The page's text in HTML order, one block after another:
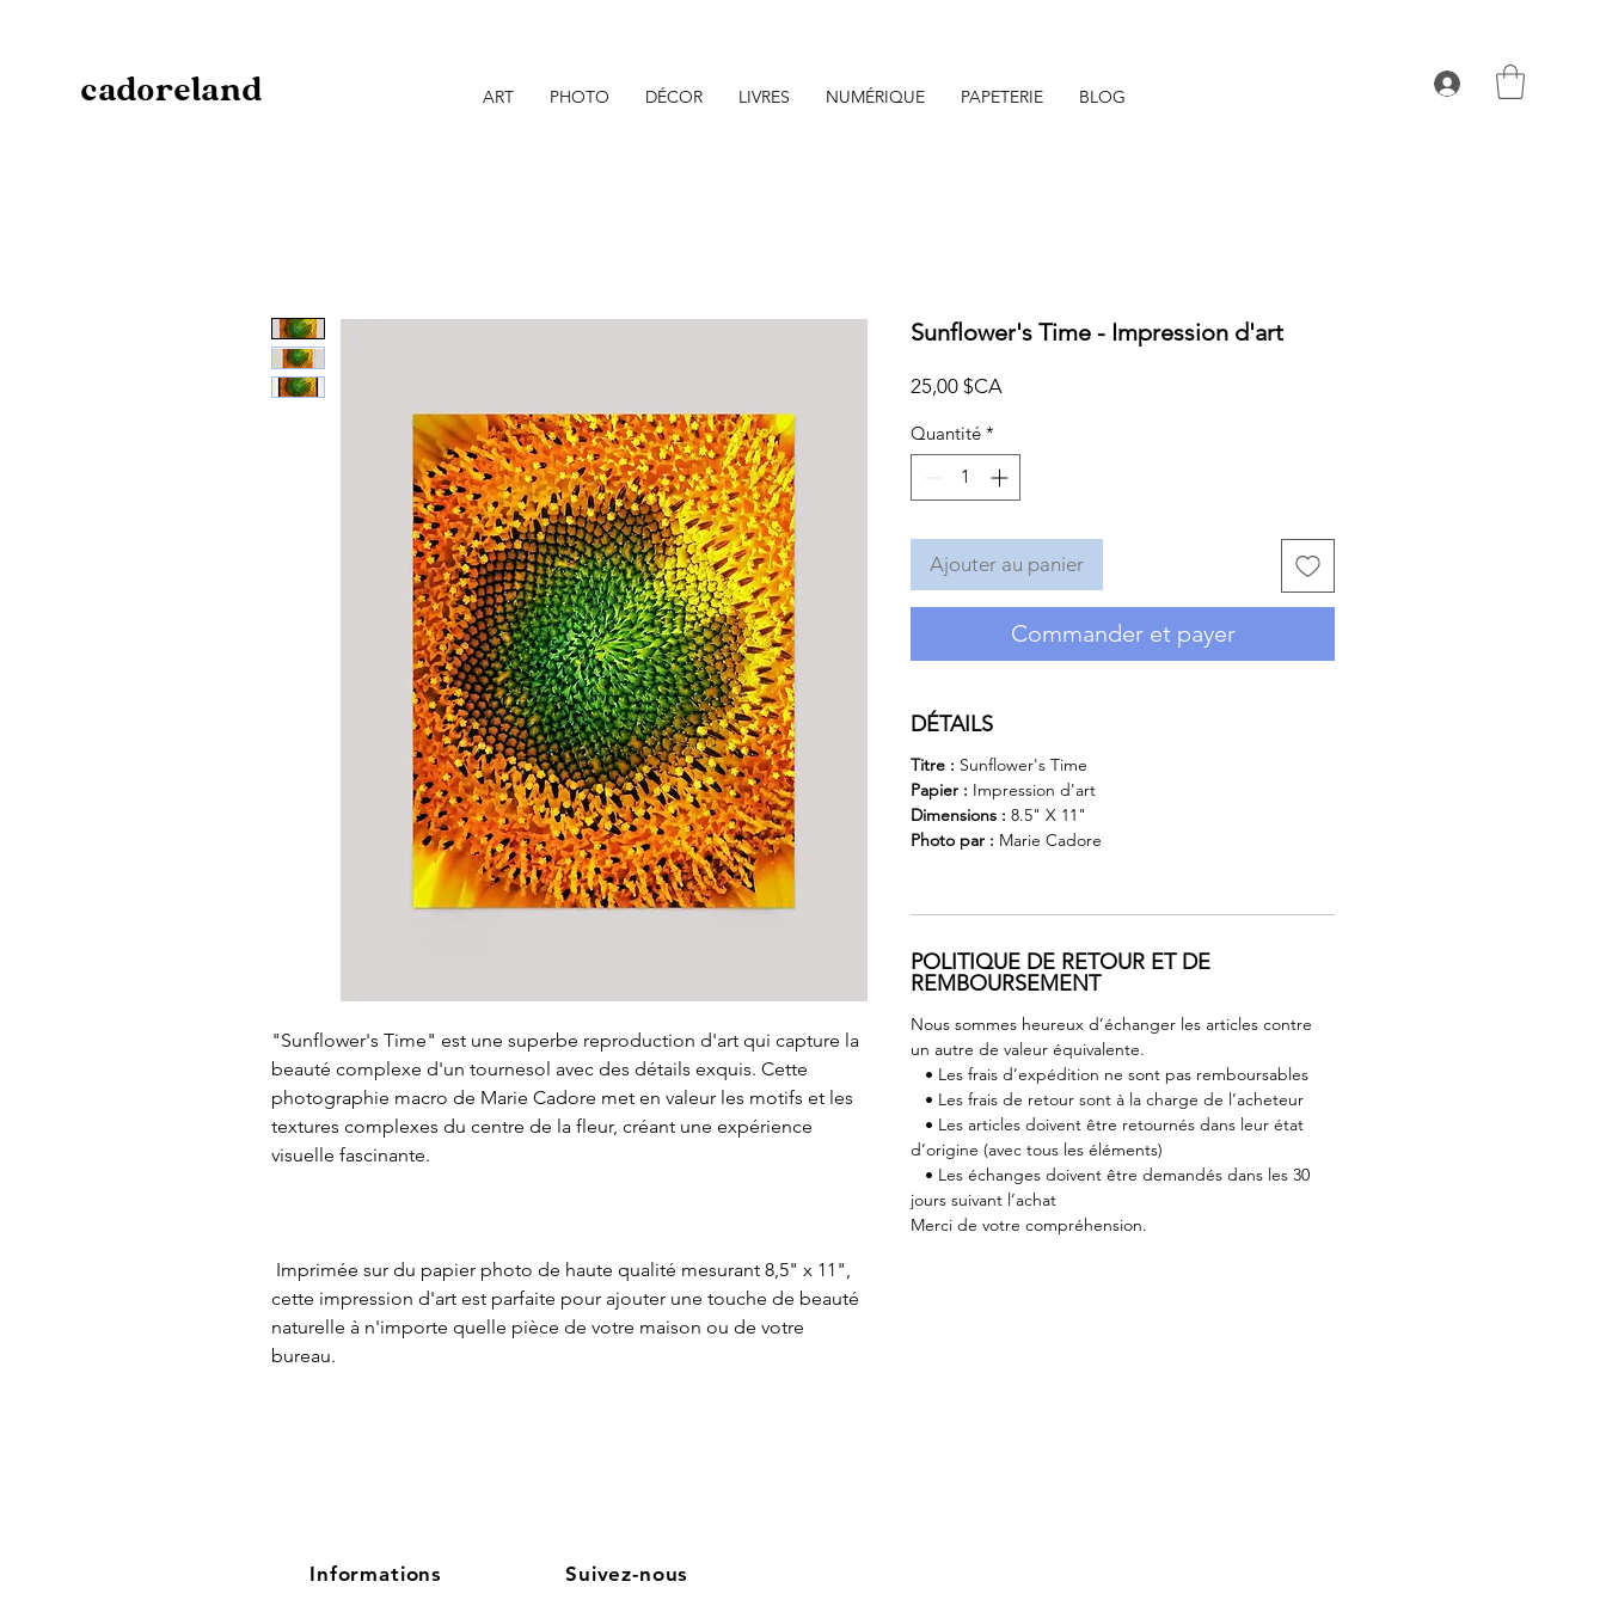
cadoreland ART PHOTO DÉCOR LIVRES NUMÉRIQUE PAPETERIE BLOG
"Sunflower's Time" est une superbe reproduction d'art qui capture la
beauté complexe d'un tournesol avec des détails exquis. Cette
photographie macro de Marie Cadore met en valeur les motifs et les
textures complexes du centre de la fleur, créant une expérience
visuelle fascinante.
Imprimée sur du papier photo de haute qualité mesurant 8,5" x 11",
cette impression d'art est parfaite pour ajouter une touche de beauté
naturelle à n'importe quelle pièce de votre maison ou de votre
bureau.
Sunflower's Time - Impression d'art
25,00 $CA
Quantité *
Ajouter au panier
Commander et payer
DÉTAILS
Titre : Sunflower's Time
Papier : Impression d'art
Dimensions : 8.5" X 11"
Photo par : Marie Cadore
POLITIQUE DE RETOUR ET DE
REMBOURSEMENT
Nous sommes heureux d’échanger les articles contre
un autre de valeur équivalente.
• Les frais d’expédition ne sont pas remboursables
• Les frais de retour sont à la charge de l’acheteur
• Les articles doivent être retournés dans leur état
d’origine (avec tous les éléments)
• Les échanges doivent être demandés dans les 30
jours suivant l’achat
Merci de votre compréhension.
Informations Suivez-nous